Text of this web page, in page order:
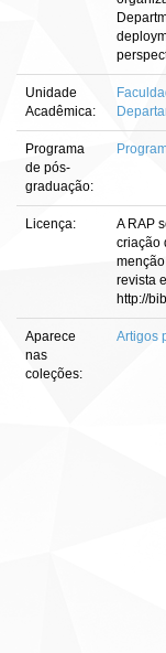
Unidade
Acadêmica:
Programa
de pós-
graduação:
Licença:
A RAP
criação
revista
http://
Aparece
nas
coleções:
Artigos